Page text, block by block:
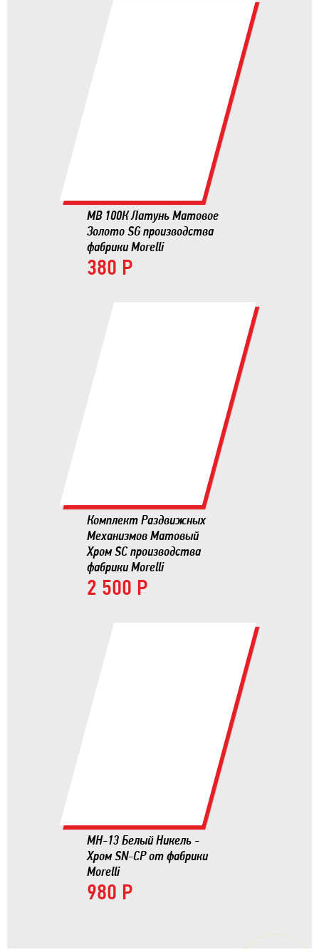
MB 100К Латунь Матовое
Золото SG производства
фабрики Morelli
380 Р
Комплект Раздвижных
Механизмов Матовый
Хром SC производства
фабрики Morelli
2 500 Р
MH-13 Белый Никель -
Хром SN-CP от фабрики
Morelli
980 Р